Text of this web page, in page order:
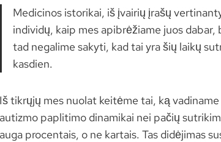
Medicinos istorikai, iš įvairių įrašų
individų, kaip mes apibrėžiame juos dabar,
tad negalime sakyti, kad tai yra šių laikų
kasdien.
Iš tikrųjų mes nuolat keitėme tai, ką
autizmo paplitimo dinamikai nei pačių
auga procentais, o ne kartais. Tas didėjimas